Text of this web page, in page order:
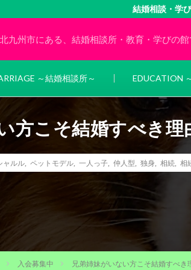
結婚相談・学
九州市にある、結婚相談所・教育・学びの
～結婚相談所～ EDUCATION
方こそ結婚すべき理
ャルル, ペットモデル, 一人っ子, 仲人型 独身 相続, 相
入会募集中 兄弟姉妹がいない方こそ結婚すべき